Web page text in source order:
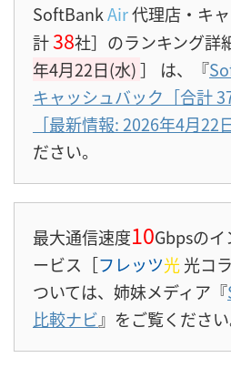
SoftBankAir代理店・キ
計38社］のランキング詳
年4月22日(水)］ は、『
キャッシュバック［合計
［最新情報: 2026年4月22
ださい。
最大通信速度10Gbpsの
ービス［フレッツ光光コ
ついては、姉妹メディア『
比較ナビ』をご覧ください